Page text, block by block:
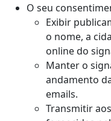
O seu
Exibir
o nome, a
online do
Manter o
andamento
emails.
Transmitir